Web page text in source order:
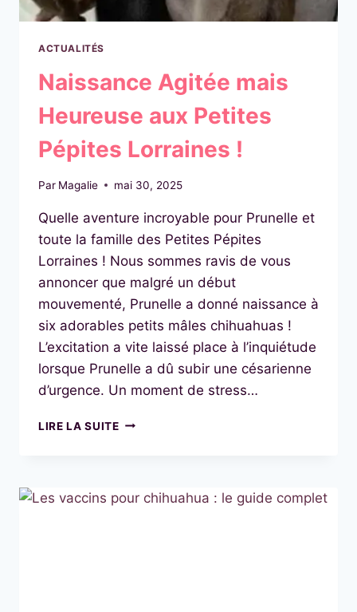
ACTUALITÉS
Naissance Agitée mais
Heureuse aux Petites
Pépites Lorraines !
Par Magalie mai 30, 2025
Quelle aventure incroyable pour Prunelle et
toute la famille des Petites Pépites
Lorraines ! Nous sommes ravis de vous
annoncer que malgré un début
mouvementé, Prunelle a donné naissance à
six adorables petits mâles chihuahuas !
L’excitation a vite laissé place à l’inquiétude
lorsque Prunelle a dû subir une césarienne
d’urgence. Un moment de stress…
LIRE LA SUITENAISSANCE
PETITES